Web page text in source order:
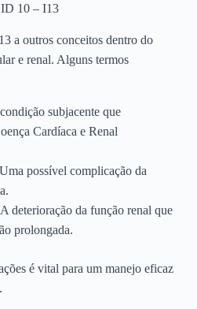
10 – I13
a outros conceitos dentro do
e renal. Alguns termos
subjacente que
Cardíaca e Renal
Uma possível complicação da
A deterioração da função renal que
prolongada.
é vital para um manejo eficaz